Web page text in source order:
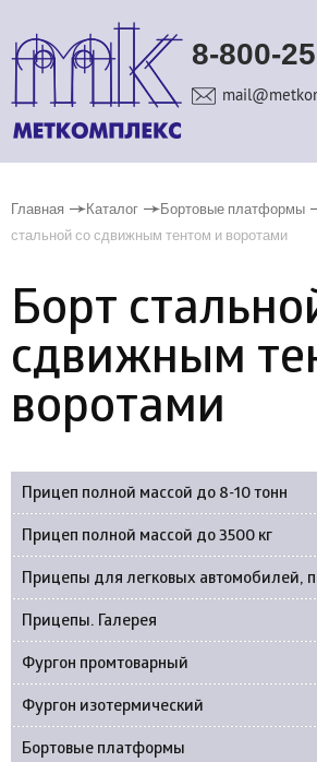
8-800-
Главная Каталог Бортовые платформы
стальной со сдвижным тентом и воротами
Борт
сдвижным
воротами
Прицеп полной массой до 8-10 тонн
Прицеп полной массой до 3500 кг
Прицепы для легковых автомобилей,
Прицепы. Галерея
Фургон промтоварный
Фургон изотермический
Бортовые платформы